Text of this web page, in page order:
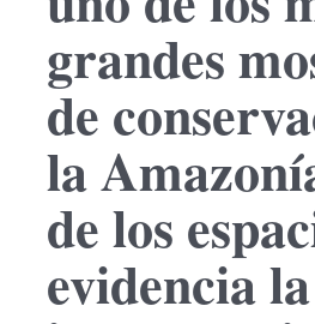
grandes
de
la
de los
evidencia la